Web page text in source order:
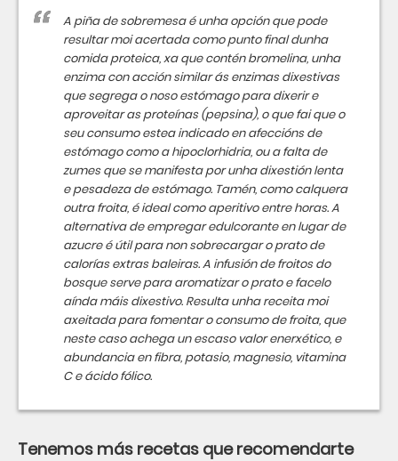
A piña de sobremesa é unha opción que pode
resultar moi acertada como punto final dunha
comida proteica, xa que contén bromelina, unha
enzima con acción similar ás enzimas dixestivas
que segrega o noso estómago para dixerir e
aproveitar as proteínas (pepsina), o que fai que o
seu consumo estea indicado en afeccións de
estómago como a hipoclorhidria, ou a falta de
zumes que se manifesta por unha dixestión lenta
e pesadeza de estómago. Tamén, como calquera
outra froita, é ideal como aperitivo entre horas. A
alternativa de empregar edulcorante en lugar de
azucre é útil para non sobrecargar o prato de
calorías extras baleiras. A infusión de froitos do
bosque serve para aromatizar o prato e facelo
aínda máis dixestivo. Resulta unha receita moi
axeitada para fomentar o consumo de froita, que
neste caso achega un escaso valor enerxético, e
abundancia en fibra, potasio, magnesio, vitamina
C e ácido fólico.
Tenemos más recetas que recomendarte